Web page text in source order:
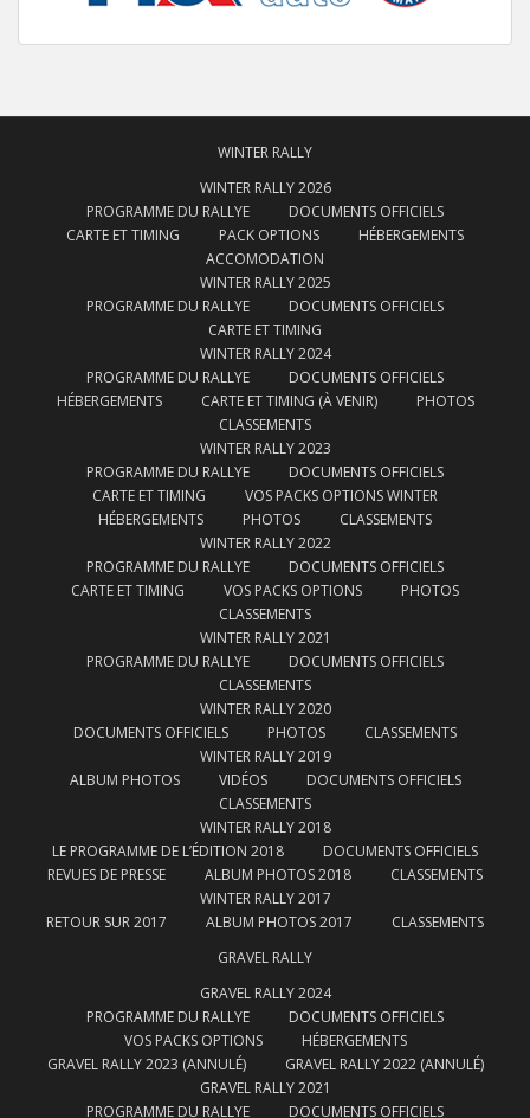
WINTER RALLY
WINTER RALLY 2026
PROGRAMME DU RALLYE
DOCUMENTS OFFICIELS
CARTE ET TIMING
PACK OPTIONS
HÉBERGEMENTS
ACCOMODATION
WINTER RALLY 2025
PROGRAMME DU RALLYE
DOCUMENTS OFFICIELS
CARTE ET TIMING
WINTER RALLY 2024
PROGRAMME DU RALLYE
DOCUMENTS OFFICIELS
HÉBERGEMENTS
CARTE ET TIMING (À VENIR)
PHOTOS
CLASSEMENTS
WINTER RALLY 2023
PROGRAMME DU RALLYE
DOCUMENTS OFFICIELS
CARTE ET TIMING
VOS PACKS OPTIONS WINTER
HÉBERGEMENTS
PHOTOS
CLASSEMENTS
WINTER RALLY 2022
PROGRAMME DU RALLYE
DOCUMENTS OFFICIELS
CARTE ET TIMING
VOS PACKS OPTIONS
PHOTOS
CLASSEMENTS
WINTER RALLY 2021
PROGRAMME DU RALLYE
DOCUMENTS OFFICIELS
CLASSEMENTS
WINTER RALLY 2020
DOCUMENTS OFFICIELS
PHOTOS
CLASSEMENTS
WINTER RALLY 2019
ALBUM PHOTOS
VIDÉOS
DOCUMENTS OFFICIELS
CLASSEMENTS
WINTER RALLY 2018
LE PROGRAMME DE L’ÉDITION 2018
DOCUMENTS OFFICIELS
REVUES DE PRESSE
ALBUM PHOTOS 2018
CLASSEMENTS
WINTER RALLY 2017
RETOUR SUR 2017
ALBUM PHOTOS 2017
CLASSEMENTS
GRAVEL RALLY
GRAVEL RALLY 2024
PROGRAMME DU RALLYE
DOCUMENTS OFFICIELS
VOS PACKS OPTIONS
HÉBERGEMENTS
GRAVEL RALLY 2023 (ANNULÉ)
GRAVEL RALLY 2022 (ANNULÉ)
GRAVEL RALLY 2021
PROGRAMME DU RALLYE
DOCUMENTS OFFICIELS